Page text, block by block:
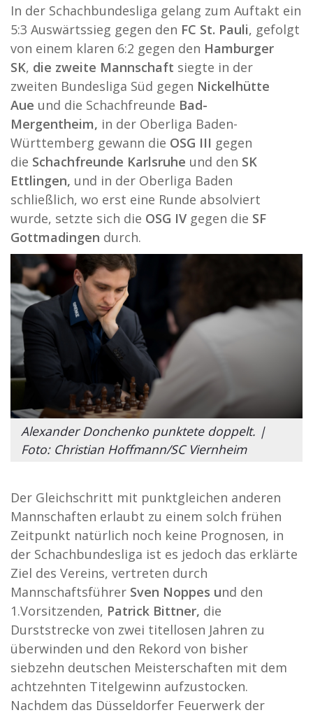
In der Schachbundesliga gelang zum Auftakt ein
5:3 Auswärtssieg gegen den FC St. Pauli, gefolgt
von einem klaren 6:2 gegen den Hamburger
SK, die zweite Mannschaft siegte in der
zweiten Bundesliga Süd gegen Nickelhütte
Aue und die Schachfreunde Bad-
Mergentheim, in der Oberliga Baden-
Württemberg gewann die OSG III gegen
die Schachfreunde Karlsruhe und den SK
Ettlingen, und in der Oberliga Baden
schließlich, wo erst eine Runde absolviert
wurde, setzte sich die OSG IV gegen die SF
Gottmadingen durch.
Alexander Donchenko punktete doppelt. |
Foto: Christian Hoffmann/SC Viernheim
Der Gleichschritt mit punktgleichen anderen
Mannschaften erlaubt zu einem solch frühen
Zeitpunkt natürlich noch keine Prognosen, in
der Schachbundesliga ist es jedoch das erklärte
Ziel des Vereins, vertreten durch
Mannschaftsführer Sven Noppes und den
1.Vorsitzenden, Patrick Bittner, die
Durststrecke von zwei titellosen Jahren zu
überwinden und den Rekord von bisher
siebzehn deutschen Meisterschaften mit dem
achtzehnten Titelgewinn aufzustocken.
Nachdem das Düsseldorfer Feuerwerk der